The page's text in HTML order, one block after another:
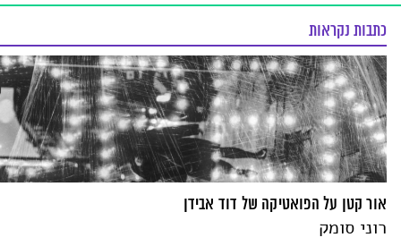
כתבות נקראות
אור קטן על הפואטיקה של דוד אבידן
רוני סומק